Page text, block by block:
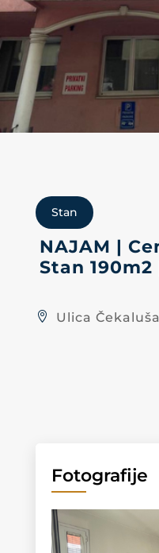
Stan
NAJAM |
Stan
Ulica Čekaluša
Fotografije